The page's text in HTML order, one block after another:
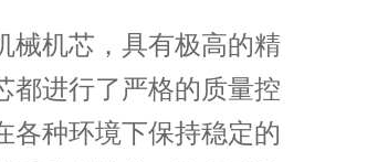
机芯，具有极高的精
都进行了严格的质量控
各种环境下保持稳定的